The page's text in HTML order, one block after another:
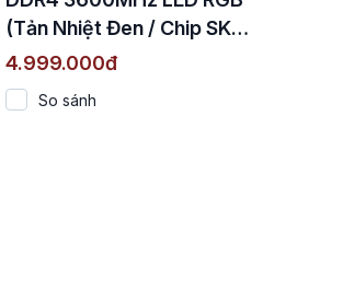
(Tản Nhiệt Đen / Chip SK
Hynix CJR / CL18)
4.999.000đ
So sánh